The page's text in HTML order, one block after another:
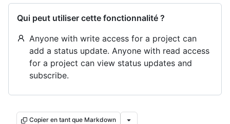
Qui peut utiliser cette fonctionnalité ?
Anyone with write access for a project can
add a status update. Anyone with read access
for a project can view status updates and
subscribe.
Copier en tant que Markdown